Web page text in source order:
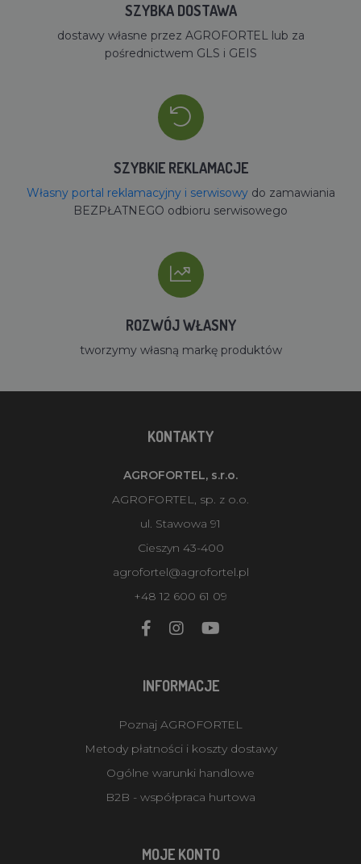
SZYBKA DOSTAWA
dostawy własne przez AGROFORTEL lub za
pośrednictwem GLS i GEIS
SZYBKIE REKLAMACJE
Własny portal reklamacyjny i serwisowydo zamawiania
BEZPŁATNEGO odbioru serwisowego
ROZWÓJ WŁASNY
tworzymy własną markę produktów
KONTAKTY
AGROFORTEL, s.r.o.
AGROFORTEL, sp. z o.o.
ul. Stawowa 91
Cieszyn 43-400
agrofortel@agrofortel.pl
+48 12 600 61 09
INFORMACJE
Poznaj AGROFORTEL
Metody płatności i koszty dostawy
Ogólne warunki handlowe
B2B - współpraca hurtowa
MOJE KONTO